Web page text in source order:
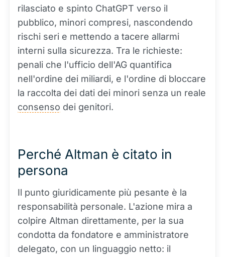
rilasciato e spinto ChatGPT verso il
pubblico, minori compresi, nascondendo
rischi seri e mettendo a tacere allarmi
interni sulla sicurezza. Tra le richieste:
penali che l'ufficio dell'AG quantifica
nell'ordine dei miliardi, e l'ordine di bloccare
la raccolta dei dati dei minori senza un reale
consenso dei genitori.
Perché Altman è citato in
persona
Il punto giuridicamente più pesante è la
responsabilità personale. L'azione mira a
colpire Altman direttamente, per la sua
condotta da fondatore e amministratore
delegato, con un linguaggio netto: il